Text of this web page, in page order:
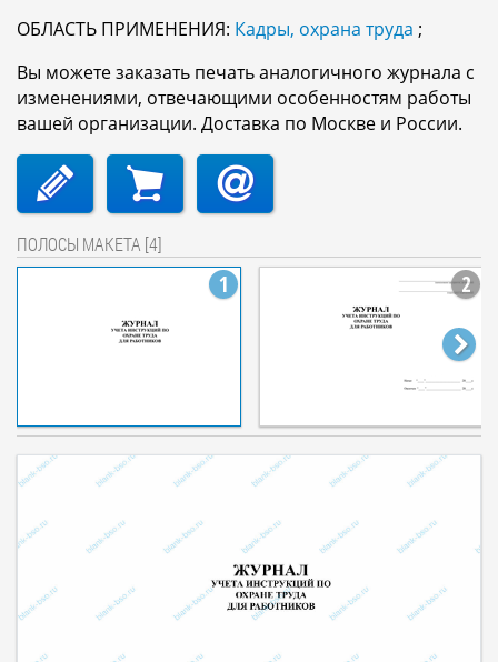
ОБЛАСТЬ ПРИМЕНЕНИЯ: Кадры, охрана труда ;
Вы можете заказать печать аналогичного журнала с
изменениями, отвечающими особенностям работы
вашей организации. Доставка по Москве и России.
ПОЛОСЫ МАКЕТА [4]
1 2